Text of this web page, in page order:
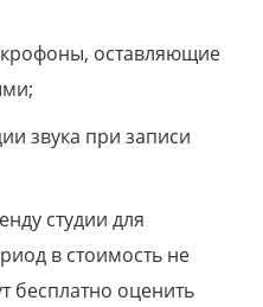
оставляющие
звука при записи
студии для
в стоимость не
бесплатно оценить